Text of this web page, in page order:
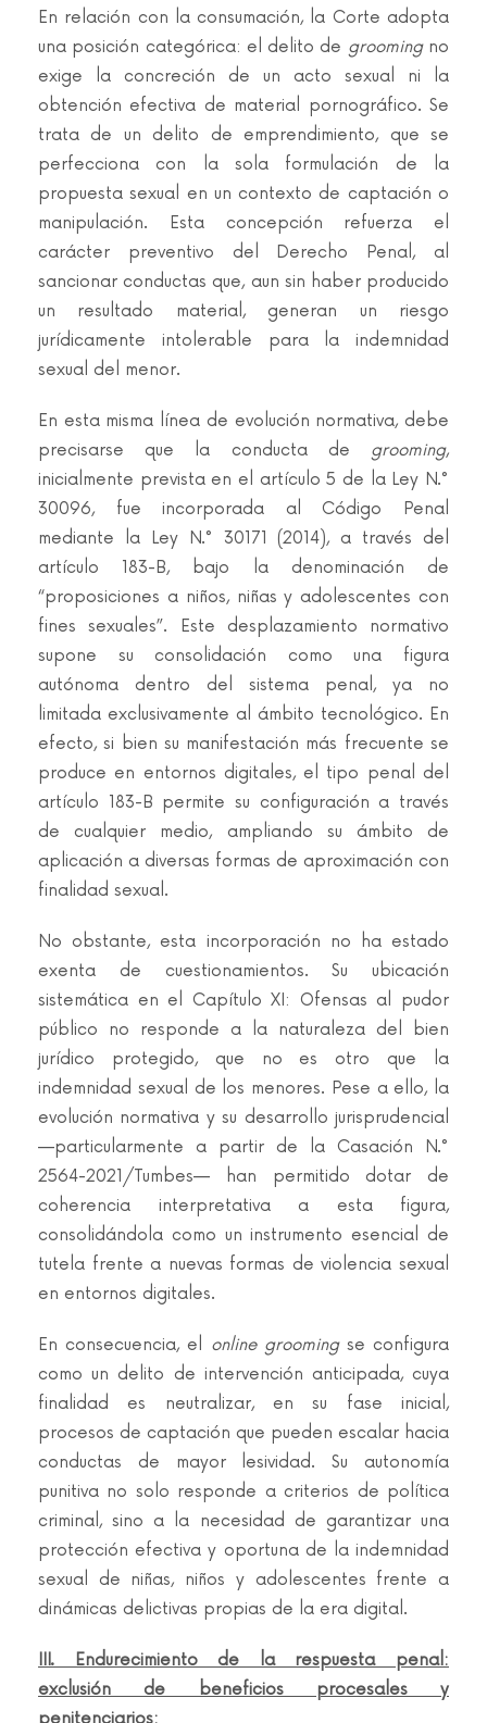
En relación con la consumación, la Corte adopta
una posición categórica: el delito de groomingno
exige la concreción de un acto sexual ni la
obtención efectiva de material pornográfico. Se
trata de un delito de emprendimiento, que se
perfecciona con la sola formulación de la
propuesta sexual en un contexto de captación o
manipulación. Esta concepción refuerza el
carácter preventivo del Derecho Penal, al
sancionar conductas que, aun sin haber producido
un resultado material, generan un riesgo
jurídicamente intolerable para la indemnidad
sexual del menor.
En esta misma línea de evolución normativa, debe
precisarse que la conducta de grooming,
inicialmente prevista en el artículo 5 de la Ley N.°
30096, fue incorporada al Código Penal
mediante la Ley N.° 30171 (2014), a través del
artículo 183-B, bajo la denominación de
“proposiciones a niños, niñas y adolescentes con
fines sexuales”. Este desplazamiento normativo
supone su consolidación como una figura
autónoma dentro del sistema penal, ya no
limitada exclusivamente al ámbito tecnológico. En
efecto, si bien su manifestación más frecuente se
produce en entornos digitales, el tipo penal del
artículo 183-B permite su configuración a través
de cualquier medio, ampliando su ámbito de
aplicación a diversas formas de aproximación con
finalidad sexual.
No obstante, esta incorporación no ha estado
exenta de cuestionamientos. Su ubicación
sistemática en el Capítulo XI: Ofensas al pudor
público no responde a la naturaleza del bien
jurídico protegido, que no es otro que la
indemnidad sexual de los menores. Pese a ello, la
evolución normativa y su desarrollo jurisprudencial
—particularmente a partir de la Casación N.°
2564-2021/Tumbes— han permitido dotar de
coherencia interpretativa a esta figura,
consolidándola como un instrumento esencial de
tutela frente a nuevas formas de violencia sexual
en entornos digitales.
En consecuencia, el online groomingse configura
como un delito de intervención anticipada, cuya
finalidad es neutralizar, en su fase inicial,
procesos de captación que pueden escalar hacia
conductas de mayor lesividad. Su autonomía
punitiva no solo responde a criterios de política
criminal, sino a la necesidad de garantizar una
protección efectiva y oportuna de la indemnidad
sexual de niñas, niños y adolescentes frente a
dinámicas delictivas propias de la era digital.
III. Endurecimiento de la respuesta penal:
exclusión de beneficios procesales y